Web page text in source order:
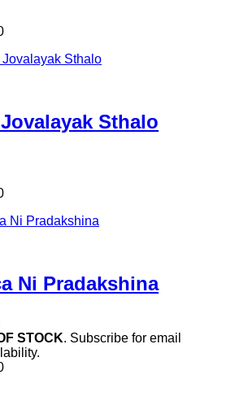
Sthalo
Ni Pradakshina
STOCK. Subscribe for email